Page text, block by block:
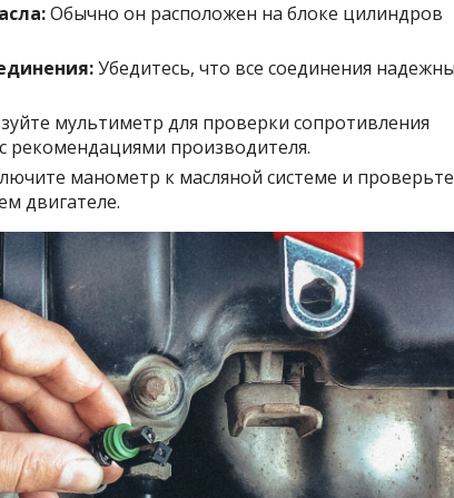
Обычно он расположен на блоке цилиндров
Убедитесь, что все соединения
мультиметр для проверки сопротивления
рекомендациями производителя.
манометр к масляной системе и проверьте
двигателе.